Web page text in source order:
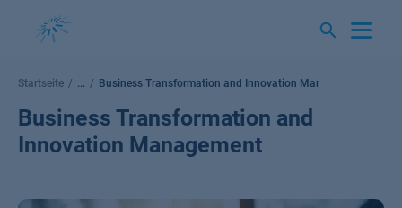
Startseite ... Business Transformation and Innovation Management
Business Transformation and
Innovation Management